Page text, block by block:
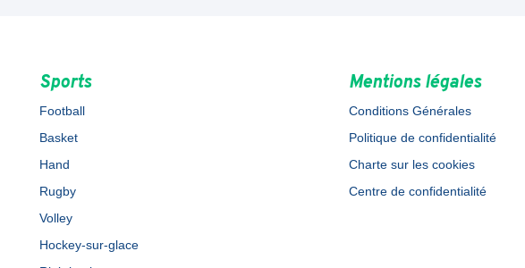
Sports
Football
Basket
Hand
Rugby
Volley
Hockey-sur-glace
Mentions légales
Conditions Générales
Politique de confidentialité
Charte sur les cookies
Centre de confidentialité